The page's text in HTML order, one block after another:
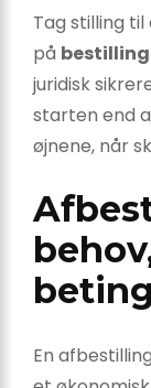
Tag stilling
på
juridisk
starten end
øjnene, når
En